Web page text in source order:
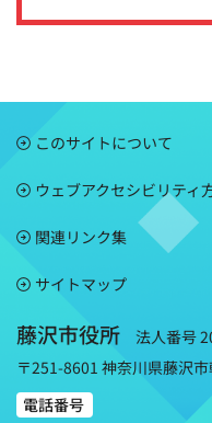
このサイトについて
ウェブアクセシビリティ
関連リンク集
サイトマップ
藤沢市役所
法人番号
〒251-8601 神奈川県藤沢
電話番号